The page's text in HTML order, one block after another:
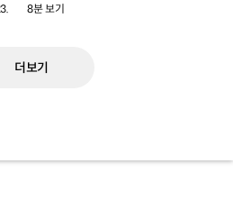
8분 보기
더보기